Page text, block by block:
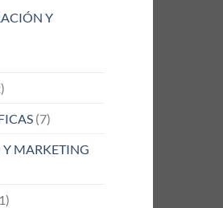
Y
(7)
MARKETING